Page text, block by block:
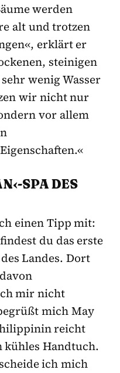
werden
alt und trotzen
erklärt er
steinigen
wenig Wasser
wir nicht nur
vor allem
SPA DES
einen Tipp mit:
du das erste
Landes. Dort
mir nicht
mich May
reicht
Handtuch.
ich mich